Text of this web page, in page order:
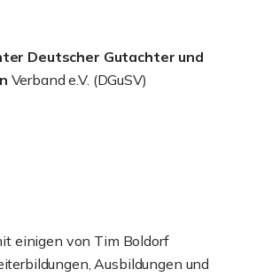
Deutscher Gutachter und
Verband e.V. (DGuSV)
einigen von Tim Boldorf
Ausbildungen und